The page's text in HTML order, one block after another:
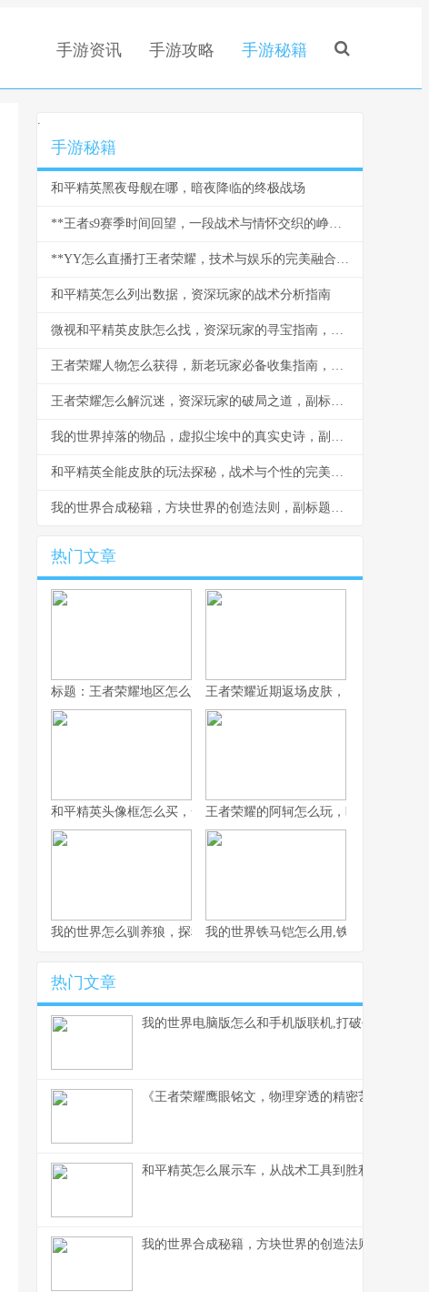
手游资讯 手游攻略 手游秘籍
.
手游秘籍
和平精英黑夜母舰在哪，暗夜降临的终极战场
**王者s9赛季时间回望，一段战术与情怀交织的峥嵘岁月，副标题，峡谷战术革命与玩家共同记忆的里程碑**
**YY怎么直播打王者荣耀，技术与娱乐的完美融合，副标题，资深玩家的实战心得与直播策略**
和平精英怎么列出数据，资深玩家的战术分析指南
微视和平精英皮肤怎么找，资深玩家的寻宝指南，副标题，揭秘高效获取心仪皮肤的多元路径
王者荣耀人物怎么获得，新老玩家必备收集指南，副标题，解锁全英雄的深度策略解析
王者荣耀怎么解沉迷，资深玩家的破局之道，副标题，从虚拟战场回归真实生活
我的世界掉落的物品，虚拟尘埃中的真实史诗，副标题，方块坠落时的心灵回响
和平精英全能皮肤的玩法探秘，战术与个性的完美融合，副标题，解锁战场新姿态的终极指南
我的世界合成秘籍，方块世界的创造法则，副标题，从木镐到末地烛的生存艺术
热门文章
标题：王者荣耀地区怎么改，资深玩家手把手教你
王者荣耀近期返场皮肤，旧梦重燃的
和平精英头像框怎么买，一份资深玩家的选购指南，副标题，从获
王者荣耀的阿轲怎么玩，暗影刀锋的狩
我的世界怎么驯养狼，探秘荒野伙伴驯服之道我的世界铁马铠怎么用,铁骑驰骋的终极
热门文章
我的世界电脑版怎么和手机版联机,打破平台壁垒的
《王者荣耀鹰眼铭文，物理穿透的精密艺术》副
和平精英怎么展示车，从战术工具到胜利符号的蜕
我的世界合成秘籍，方块世界的创造法则，副标题